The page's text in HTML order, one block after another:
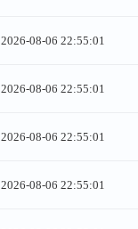
2026-08-06 22:55:01
2026-08-06 22:55:01
2026-08-06 22:55:01
2026-08-06 22:55:01